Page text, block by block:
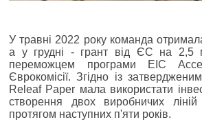
У травні 2022 року команда
а у грудні - грант від ЄС на 2,5
переможцем програми EIC
Єврокомісії. Згідно із
Releaf Paper мала використати
створення двох виробничих
протягом наступних п'яти років.